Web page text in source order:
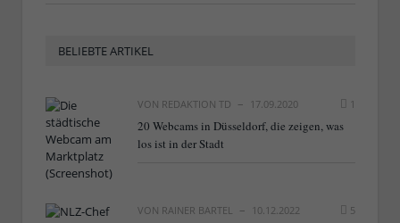
BELIEBTE ARTIKEL
VON REDAKTION TD 17.09.2020 1
20 Webcams in Düsseldorf, die zeigen, was
los ist in der Stadt
VON RAINER BARTEL 10.12.2022 5